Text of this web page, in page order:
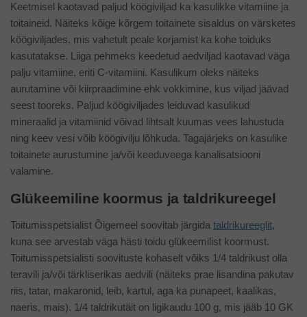
Keetmisel kaotavad paljud köögiviljad ka kasulikke vitamiine ja
toitaineid. Näiteks kõige kõrgem toitainete sisaldus on värsketes
köögiviljades, mis vahetult peale korjamist ka kohe toiduks
kasutatakse. Liiga pehmeks keedetud aedviljad kaotavad väga
palju vitamiine, eriti C-vitamiini. Kasulikum oleks näiteks
aurutamine või kiirpraadimine ehk vokkimine, kus viljad jäävad
seest tooreks. Paljud köögiviljades leiduvad kasulikud
mineraalid ja vitamiinid võivad lihtsalt kuumas vees lahustuda
ning keev vesi võib köögivilju lõhkuda. Tagajärjeks on kasulike
toitainete aurustumine ja/või keeduveega kanalisatsiooni
valamine.
Glükeemiline koormus ja taldrikureegel
Toitumisspetsialist Õigemeel soovitab järgida taldrikureeglit,
kuna see arvestab väga hästi toidu glükeemilist koormust.
Toitumisspetsialisti soovituste kohaselt võiks 1/4 taldrikust olla
teravili ja/või tärkliserikas aedvili (näiteks prae lisandina pakutav
riis, tatar, makaronid, leib, kartul, aga ka punapeet, kaalikas,
naeris, mais). 1/4 taldrikutäit on ligikaudu 100 g, mis jääb 10 GK